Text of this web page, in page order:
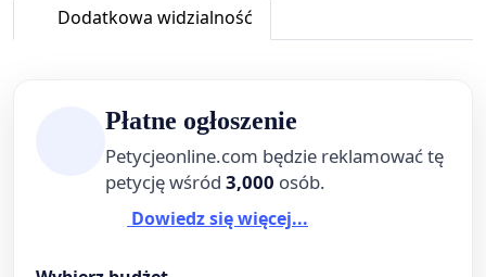
Dodatkowa widzialność
Płatne ogłoszenie
Petycjeonline.com będzie reklamować tę
petycję wśród 3,000 osób.
Dowiedz się więcej...